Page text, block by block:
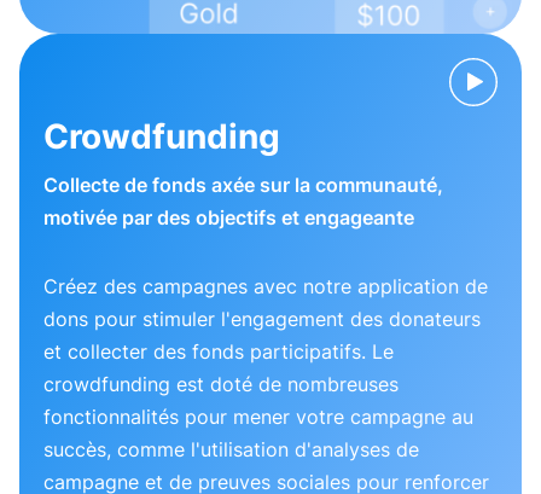
Crowdfunding
Collecte de fonds axée sur la communauté,
motivée par des objectifs et engageante
Créez des campagnes avec notre application de
dons pour stimuler l'engagement des donateurs
et collecter des fonds participatifs. Le
crowdfunding est doté de nombreuses
fonctionnalités pour mener votre campagne au
succès, comme l'utilisation d'analyses de
campagne et de preuves sociales pour renforcer